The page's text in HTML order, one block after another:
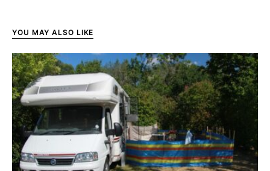
YOU MAY ALSO LIKE